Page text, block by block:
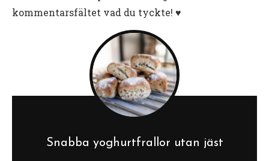
kommentarsfältet vad du tyckte! ♥️
Snabba yoghurtfrallor utan jäst